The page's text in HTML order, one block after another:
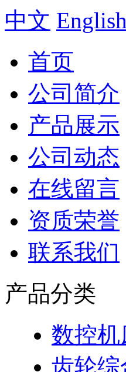
中文 English
首页
公司简介
产品展示
公司动态
在线留言
资质荣誉
联系我们
产品分类
数控机
齿轮